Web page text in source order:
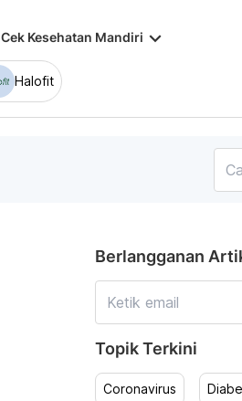
Cek Kesehatan Mandiri keyboard_arrow_down
Halofit
Berlangganan
Topik Terkini
Coronavirus